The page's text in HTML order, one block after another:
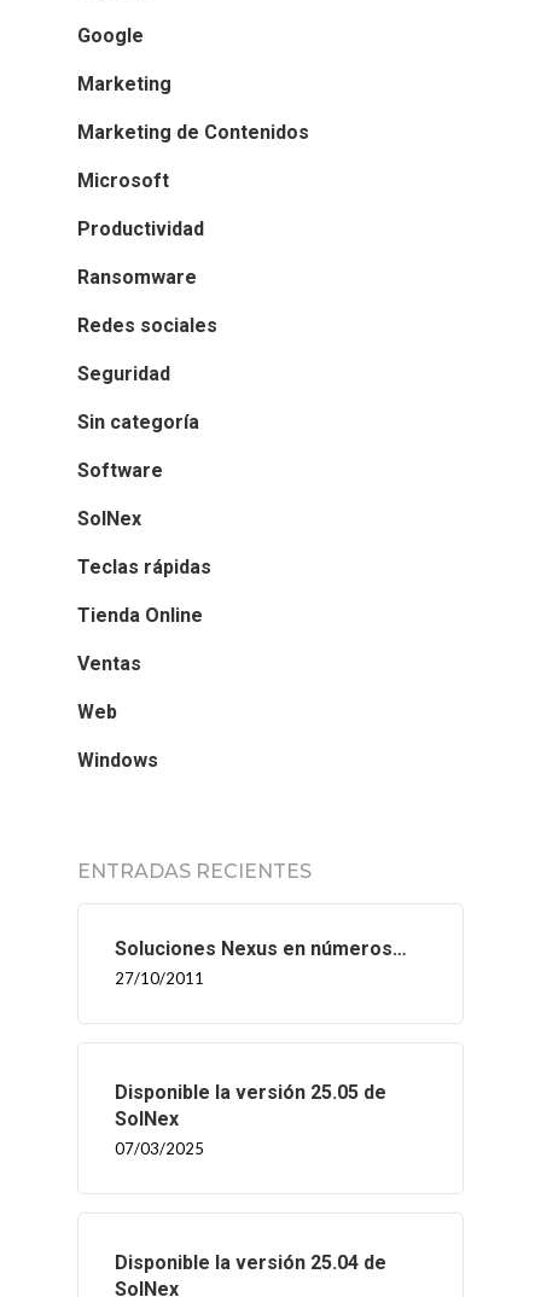
Google
Marketing
Marketing de Contenidos
Microsoft
Productividad
Ransomware
Redes sociales
Seguridad
Sin categoría
Software
SolNex
Teclas rápidas
Tienda Online
Ventas
Web
Windows
ENTRADAS RECIENTES
Soluciones Nexus en números…
27/10/2011
Disponible la versión 25.05 de
SolNex
07/03/2025
Disponible la versión 25.04 de
SolNex